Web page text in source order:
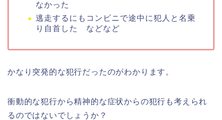
なかった
逃走するにもコンビニで途中に犯人と名乗
り自首した などなど
かなり突発的な犯行だったのがわかります。
衝動的な犯行から精神的な症状からの犯行も考えられ
るのではないでしょうか？